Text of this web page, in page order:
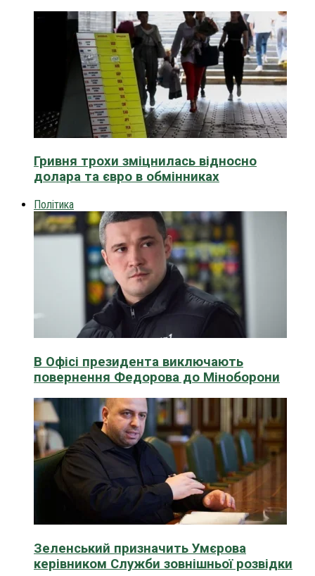
Гривня трохи зміцнилась відносно
долара та євро в обмінниках
Політика
В Офісі президента виключають
повернення Федорова до Міноборони
Зеленський призначить Умєрова
керівником Служби зовнішньої розвідки